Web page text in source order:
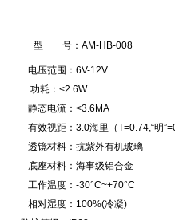
型 号： AM-HB-008
电压范围： 6V-12V
功耗： <2.6W
静态电流： <3.6MA
有效视距： 3.0海里（T=0.74,“明
透镜材料：抗紫外有机玻璃
底座材料：海事级铝合金
工作温度： -30°C~+70°C
相对湿度： 100%(冷凝)